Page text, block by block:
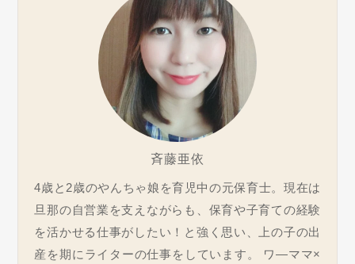
斉藤亜依
4歳と2歳のやんちゃ娘を育児中の元保育士。現在は
旦那の自営業を支えながらも、保育や子育ての経験
を活かせる仕事がしたい！と強く思い、上の子の出
産を期にライターの仕事をしています。 ワ―ママ×